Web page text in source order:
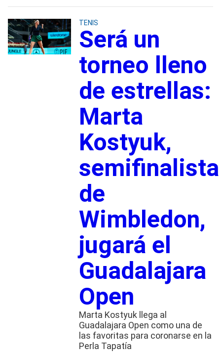
TENIS
Será un
torneo lleno
de estrellas:
Marta
Kostyuk,
semifinalista
de
Wimbledon,
jugará el
Guadalajara
Open
Marta Kostyuk llega al
Guadalajara Open como una de
las favoritas para coronarse en la
Perla Tapatía